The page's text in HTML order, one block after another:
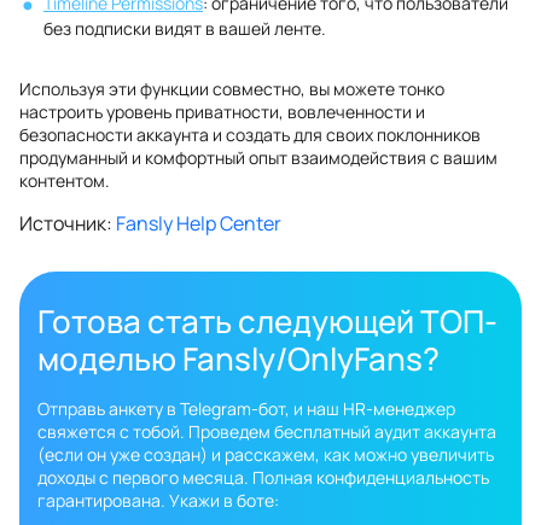
без подписки видят в вашей ленте.
Используя эти функции совместно, вы можете тонко
настроить уровень приватности, вовлеченности и
безопасности аккаунта и создать для своих поклонников
продуманный и комфортный опыт взаимодействия с вашим
контентом.
Источник: Fansly Help Center
Готова стать следующей ТОП-
моделью Fansly/OnlyFans?
Отправь анкету в Telegram-бот, и наш HR-менеджер
свяжется с тобой. Проведем бесплатный аудит аккаунта
(если он уже создан) и расскажем, как можно увеличить
доходы с первого месяца. Полная конфиденциальность
гарантирована. Укажи в боте: